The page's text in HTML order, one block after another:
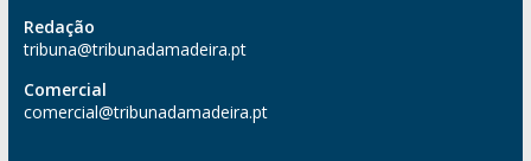
Redação
tribuna@tribunadamadeira.pt
Comercial
comercial@tribunadamadeira.pt